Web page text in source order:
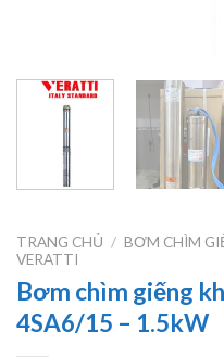
TRANG CHỦ / BƠM CHÌM
VERATTI
Bơm chìm giếng
4SA6/15 – 1.5kW